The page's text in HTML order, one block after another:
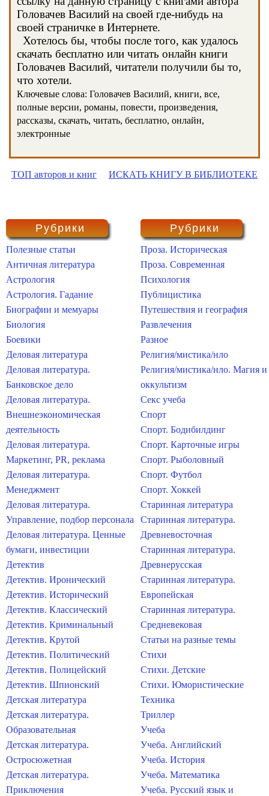
Головачев Василий на своей где-нибудь на
своей страничке в Интернете.
Хотелось бы, чтобы после того, как удалось
скачать бесплатно или читать онлайн книги
Головачев Василий, читатели получили бы то,
что хотели.
Ключевые слова: Головачев Василий, книги, все,
полные версии, романы, повести, произведения,
рассказы, скачать, читать, бесплатно, онлайн,
электронные
ТОП авторов и книг ИСКАТЬ КНИГУ В БИБЛИОТЕКЕ
Рубрики
Полезные статьи
Античная литература
Астрология
Астрология. Гадание
Биографии и мемуары
Биология
Боевики
Деловая литература
Деловая литература.
Банковское дело
Деловая литература.
Внешнеэкономическая
деятельность
Деловая литература.
Маркетинг, PR, реклама
Деловая литература.
Менеджмент
Деловая литература.
Управление, подбор персонала
Деловая литература. Ценные
бумаги, инвестиции
Детектив
Детектив. Иронический
Детектив. Исторический
Детектив. Классический
Детектив. Криминальный
Детектив. Крутой
Детектив. Политический
Детектив. Полицейский
Детектив. Шпионский
Детская литература
Детская литература.
Образовательная
Детская литература.
Остросюжетная
Детская литература.
Приключения
Рубрики
Проза. Историческая
Проза. Современная
Психология
Публицистика
Путешествия и география
Развлечения
Разное
Религия/мистика/нло
Религия/мистика/нло. Магия и
оккультизм
Секс учеба
Спорт
Спорт. Бодибилдинг
Спорт. Карточные игры
Спорт. Рыболовный
Спорт. Футбол
Спорт. Хоккей
Старинная литература
Старинная литература.
Древневосточная
Старинная литература.
Древнерусская
Старинная литература.
Европейская
Старинная литература.
Средневековая
Статьи на разные темы
Стихи
Стихи. Детские
Стихи. Юмористические
Техника
Триллер
Учеба
Учеба. Английский
Учеба. История
Учеба. Математика
Учеба. Русский язык и